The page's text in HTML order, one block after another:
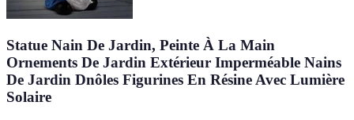
Statue Nain De Jardin, Peinte À La Main
Ornements De Jardin Extérieur Imperméable Nains
De Jardin Dnôles Figurines En Résine Avec Lumière
Solaire